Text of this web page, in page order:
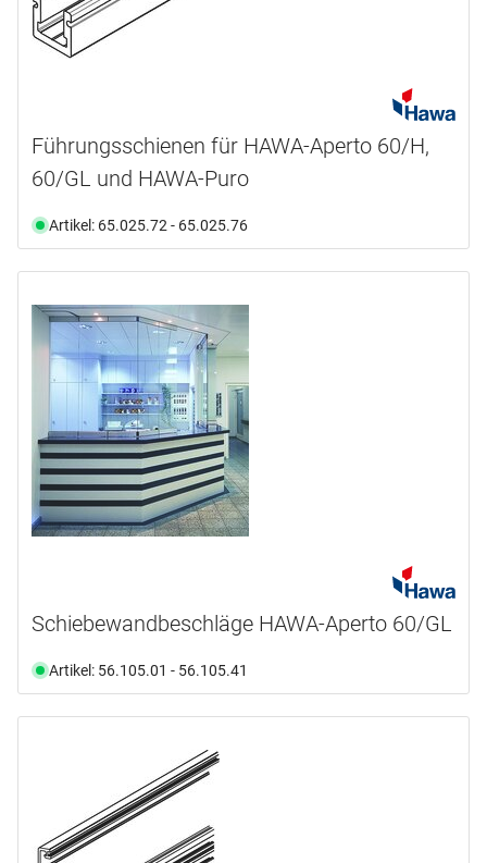
Führungsschienen für HAWA-Aperto 60/H,
60/GL und HAWA-Puro
Artikel: 65.025.72 - 65.025.76
Schiebewandbeschläge HAWA-Aperto 60/GL
Artikel: 56.105.01 - 56.105.41